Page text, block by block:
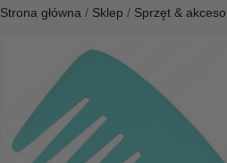
Strona główna / Sklep / Sprzęt &